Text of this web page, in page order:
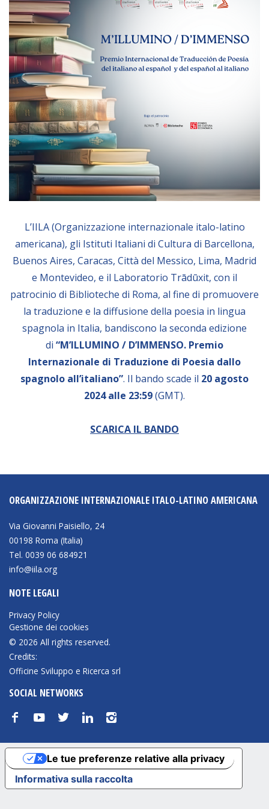
Empowerment socio- economico
Giustizia e Sicurezza
EUROsociAL
EL PAcCTO
EUROFRONT
COPOLAD III
AL-INVEST Verde
MEDIA
Video
Audio
BIBLIOTECA
Catalogo
Pubblicazioni
OPPORTUNITÀ
NEWSLETTER
L’IILA (Organizzazione internazionale italo-latino
americana), gli Istituti Italiani di Cultura di Barcellona,
Buenos Aires, Caracas, Città del Messico, Lima, Madrid
e Montevideo, e il Laboratorio Trādūxit, con il
patrocinio di Biblioteche di Roma, al fine di promuovere
la traduzione e la diffusione della poesia in lingua
spagnola in Italia, bandiscono la seconda edizione
di “M’ILLUMINO / D’IMMENSO. Premio
Internazionale di Traduzione di Poesia dallo
spagnolo all’italiano”. Il bando scade il 20 agosto
2024alle 23:59(GMT).
SCARICA IL BANDO
ORGANIZZAZIONE INTERNAZIONALE ITALO-LATINO AMERICANA
Via Giovanni Paisiello, 24
00198 Roma (Italia)
Tel. 0039 06 684921
info@iila.org
NOTE LEGALI
Privacy Policy
Gestione dei cookies
© 2026 All rights reserved.
Credits:
Officine Sviluppo e Ricerca srl
SOCIAL NETWORKS
f y t n i
Informativa sulla raccolta
Le tue preferenze relative alla privacy